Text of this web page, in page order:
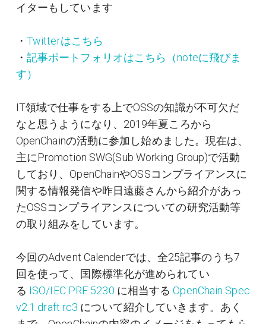
イターもしています
・ Twitterはこちら
・ 記事ポートフォリオはこちら（noteに飛びま
す）
IT領域で仕事をする上でOSSの知識が不可欠だ
なと思うようになり、2019年夏ころから
OpenChainの活動に参加し始めました。現在は、
主にPromotion SWG(Sub Working Group)で活動
しており、OpenChainやOSSコンプライアンスに
関する情報発信や昨日遠藤さんから紹介があっ
たOSSコンプライアンスについての研究活動等
の取り組みをしています。
今回のAdvent Calenderでは、全25記事のうち7
回を使って、国際標準化が進められてい
る ISO/IEC PRF 5230 に相当するOpenChain Spec
v2.1 draft rc3 について紹介していきます。あく